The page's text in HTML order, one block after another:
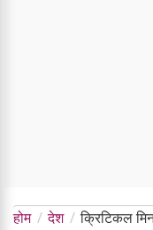
होम देश
क्रिटिकल